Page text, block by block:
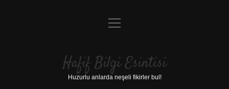
Anasayfa
Yasal Uyarı
menüyü
Hafif Bilgi Esintisi
Huzurlu anlarda neşeli fikirler bul!